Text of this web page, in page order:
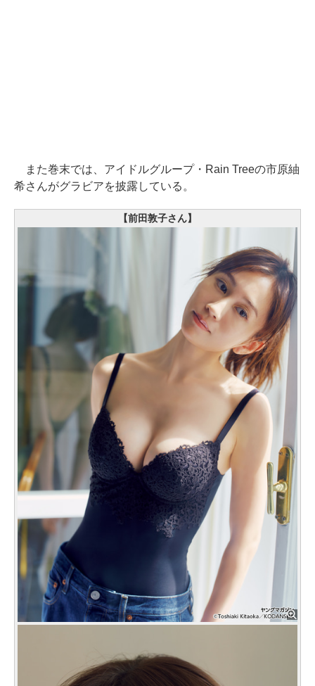
また巻末では、アイドルグループ・Rain Treeの市原紬
希さんがグラビアを披露している。
【前田敦子さん】